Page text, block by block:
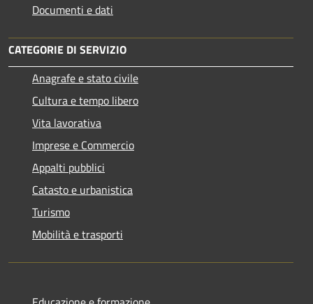
Documenti e dati
CATEGORIE DI SERVIZIO
Anagrafe e stato civile
Cultura e tempo libero
Vita lavorativa
Imprese e Commercio
Appalti pubblici
Catasto e urbanistica
Turismo
Mobilità e trasporti